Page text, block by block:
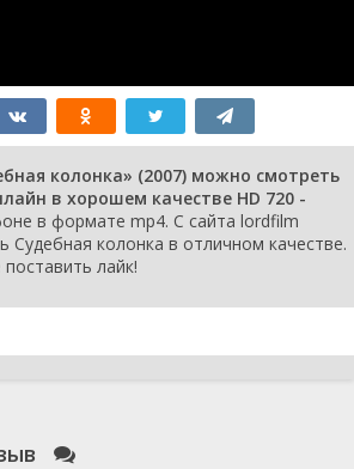
колонка» (2007) можно смотреть
в хорошем качестве HD 720 -
в формате mp4. С сайта lordfilm
Судебная колонка в отличном качестве.
лайк!